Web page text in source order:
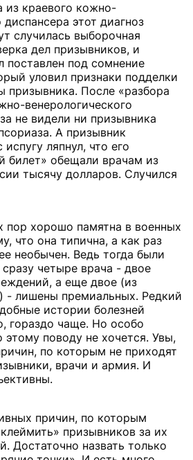
из краевого кожно-
диспансера этот диагноз
случилась выборочная
дел призывников, и
поставлен под сомнение
уловил признаки подделки
призывника. После «разбора
венерологического
не видели ни призывника
А призывник
ляпнул, что его
билет» обещали врачам из
тысячу долларов. Случился
пор хорошо памятна в военных
что она типична, а как раз
необычен. Ведь тогда были
четыре врача - двое
а еще двое (из
- лишены премиальных. Редкий
истории болезней
гораздо чаще. Но особо
этому поводу не хочется. Увы,
по которым не приходят
врачи и армия. И
причин, по которым
призывников за их
Достаточно назвать только